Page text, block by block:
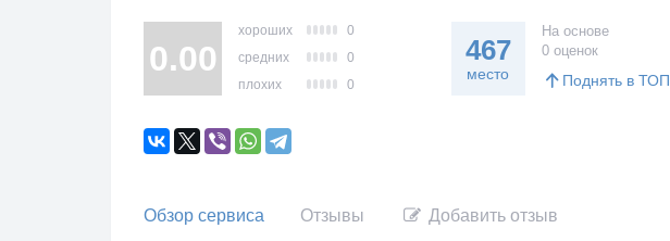
0.00
хороших
0
средних
0
плохих
0
467
место
На основе
0 оценок
Поднять в ТОП
Обзор сервиса Отзывы Добавить отзыв